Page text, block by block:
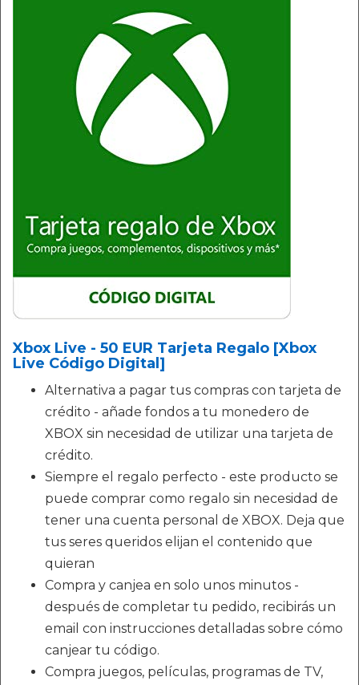
Xbox Live - 50 EUR Tarjeta Regalo [Xbox
Live Código Digital]
Alternativa a pagar tus compras con tarjeta de
crédito - añade fondos a tu monedero de
XBOX sin necesidad de utilizar una tarjeta de
crédito.
Siempre el regalo perfecto - este producto se
puede comprar como regalo sin necesidad de
tener una cuenta personal de XBOX. Deja que
tus seres queridos elijan el contenido que
quieran
Compra y canjea en solo unos minutos -
después de completar tu pedido, recibirás un
email con instrucciones detalladas sobre cómo
canjear tu código.
Compra juegos, películas, programas de TV,